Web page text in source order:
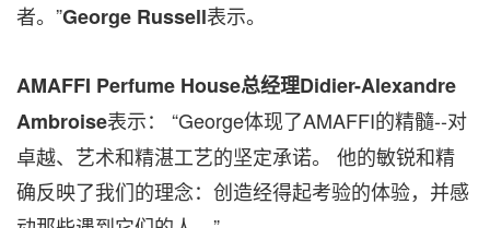
者。”George Russell表示。
AMAFFI Perfume House总经理Didier-Alexandre
Ambroise表示： “George体现了AMAFFI的精髓--对
卓越、艺术和精湛工艺的坚定承诺。 他的敏锐和精
确反映了我们的理念：创造经得起考验的体验，并感